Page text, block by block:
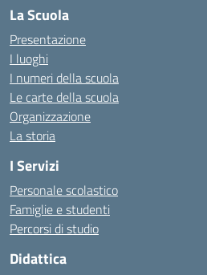
La Scuola
Presentazione
I luoghi
I numeri della scuola
Le carte della scuola
Organizzazione
La storia
I Servizi
Personale scolastico
Famiglie e studenti
Percorsi di studio
Didattica